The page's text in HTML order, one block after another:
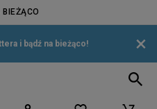
BIEŻĄCO
i bądź na bieżąco! ×